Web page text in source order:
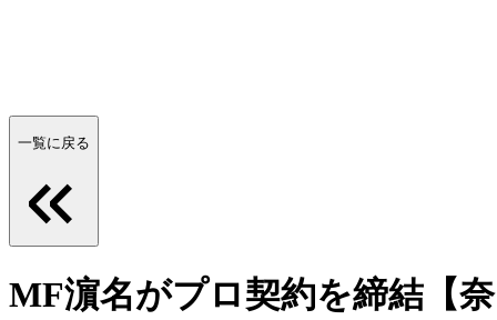
一覧に戻る
MF濵名がプロ契約を締結【